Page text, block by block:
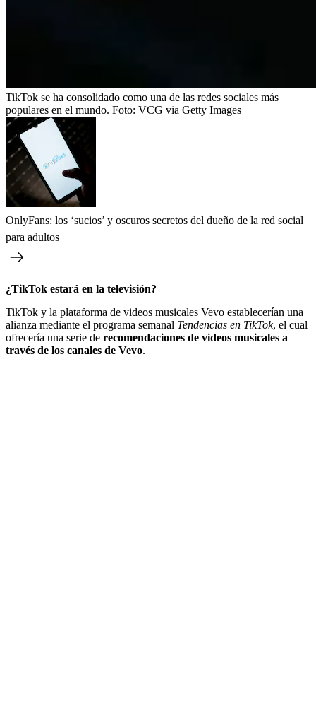
TikTok se ha consolidado como una de las redes sociales más
populares en el mundo. Foto: VCG via Getty Images
OnlyFans: los ‘sucios’ y oscuros secretos del dueño de la red social
para adultos
¿TikTok estará en la televisión?
TikTok y la plataforma de videos musicales Vevo establecerían una
alianza mediante el programa semanal Tendencias en TikTok, el cual
ofrecería una serie de recomendaciones de videos musicales a
través de los canales de Vevo.